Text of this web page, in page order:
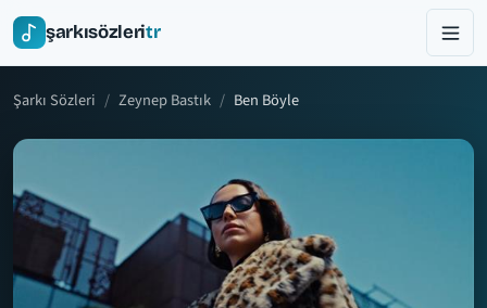
şarkısözleritr
Şarkı Sözleri Zeynep Bastık Ben Böyle